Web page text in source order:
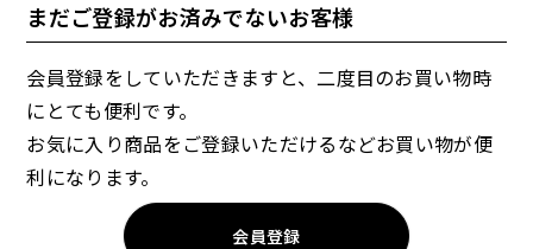
まだご登録がお済みでないお客様
会員登録をしていただきますと、二度目のお買い物時
にとても便利です。
お気に入り商品をご登録いただけるなどお買い物が便
利になります。
会員登録